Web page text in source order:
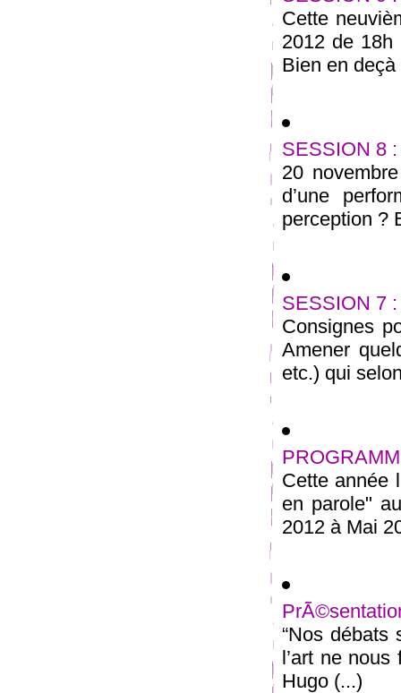
Cette
2012 de 18h
Bien en
SESSION 8
20
d’une
perception ?
SESSION 7
Consignes
Amener
etc.) qui
Cette année
en parole"
2012 à Mai
“Nos débats
l’art ne nous
Hugo (...)